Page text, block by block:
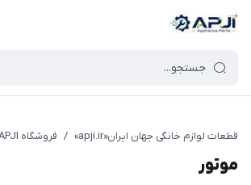
قطعات یدکی و جانبی لوازم خانگی جهان ایران
قطعات لوازم خانگی جهان ایران«apji.ir» / فروشگاه APJI
موتور